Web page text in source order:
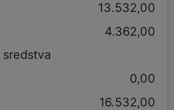
13.532,00
4.362,00
0,00
16.532,00